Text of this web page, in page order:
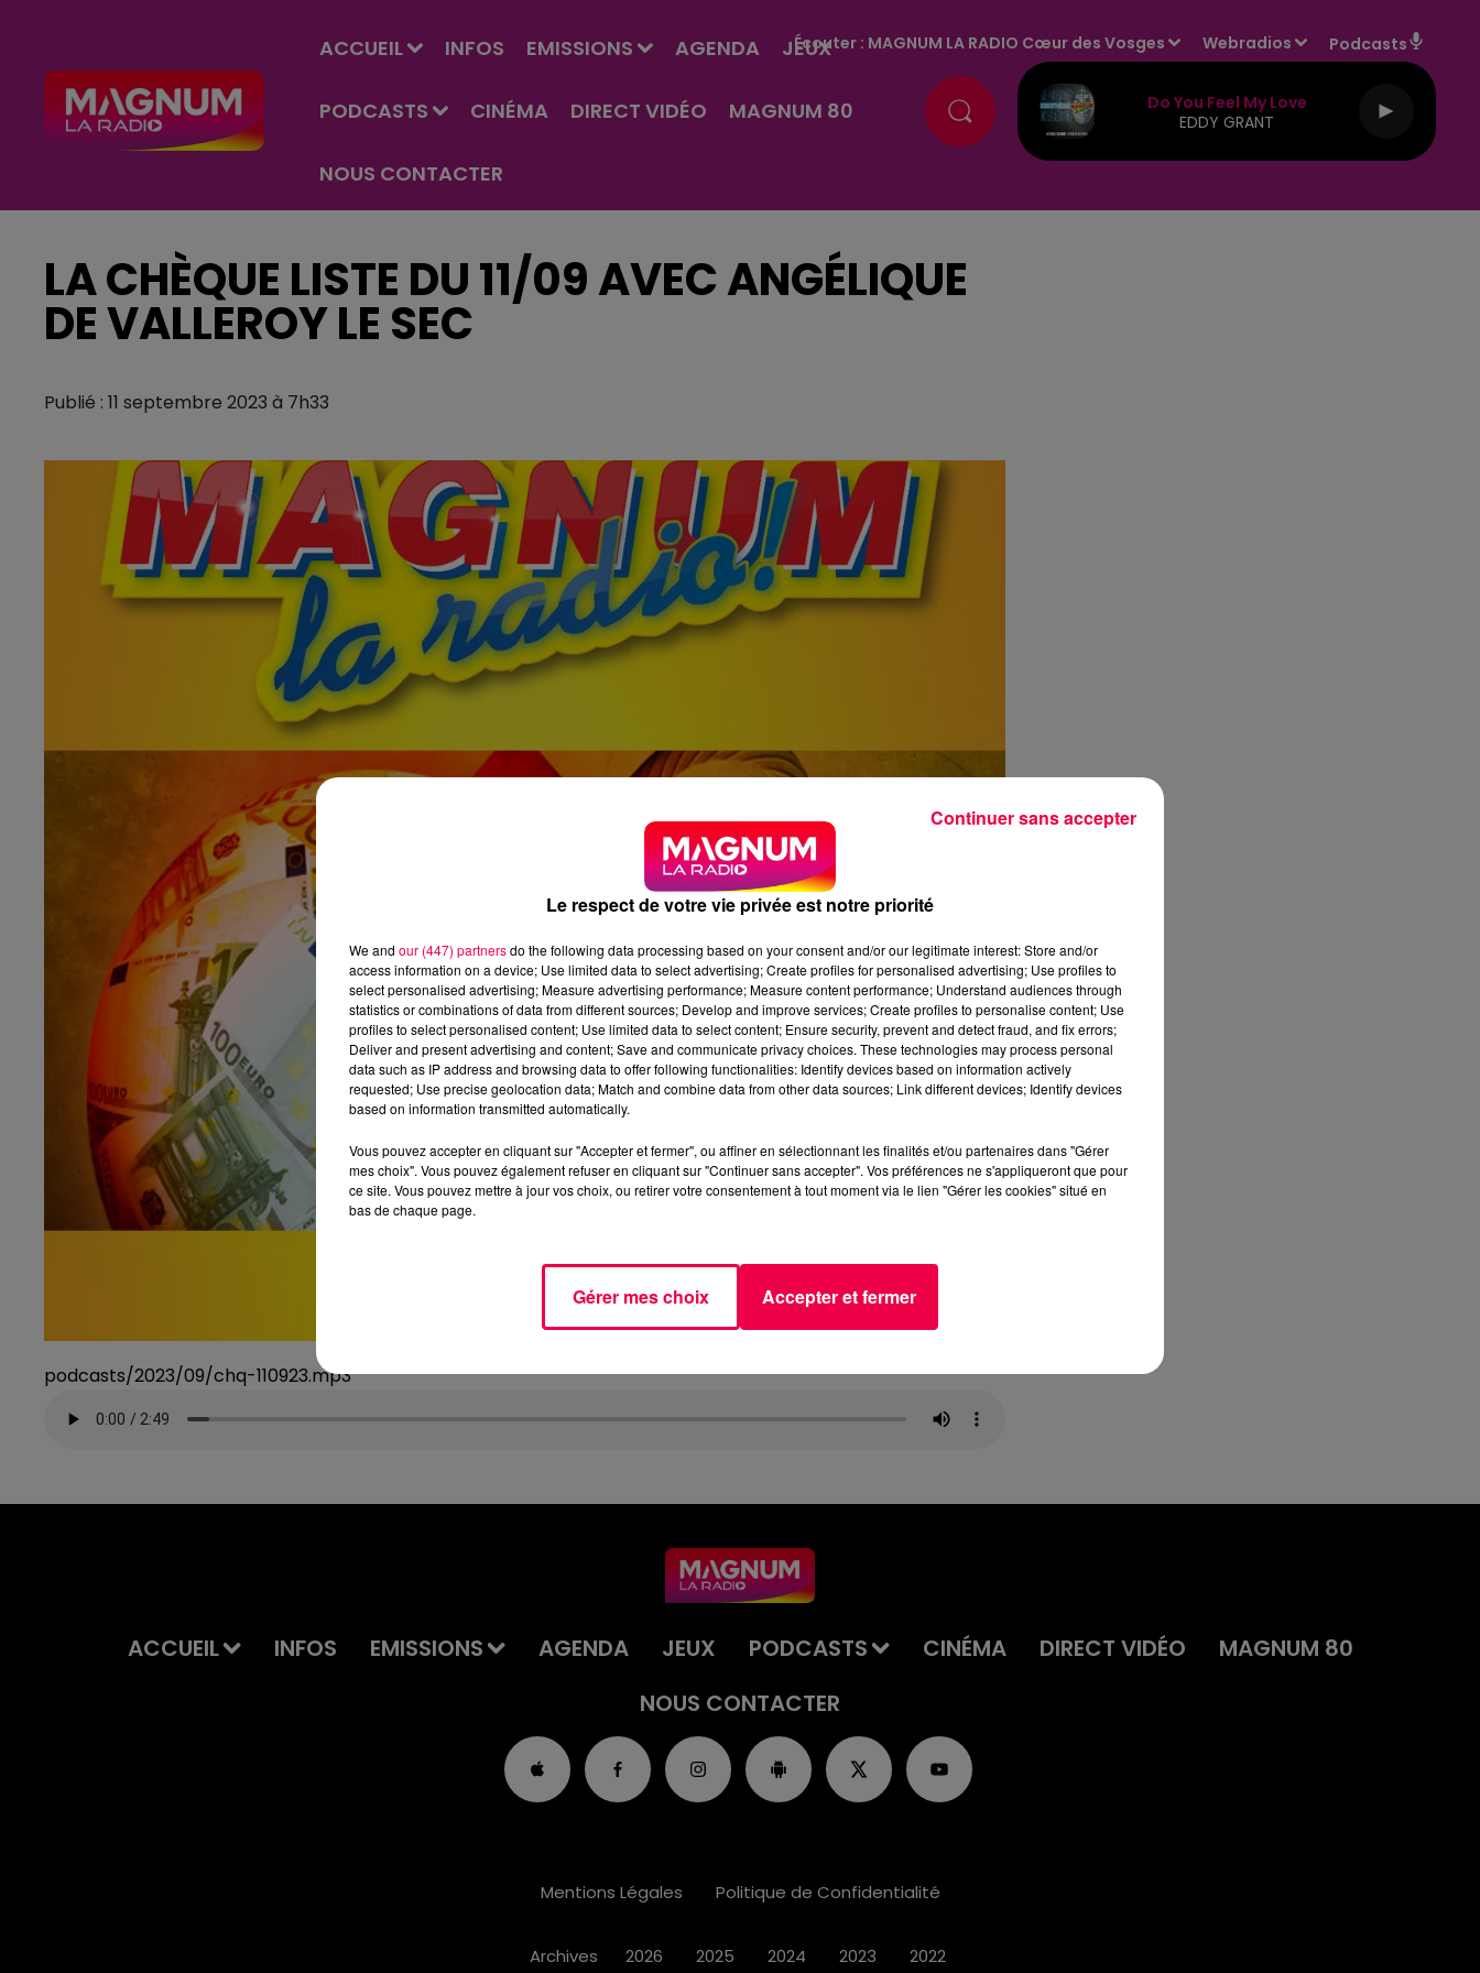
ACCUEIL INFOS EMISSIONS AGENDA JEUX
PODCASTS CINÉMA DIRECT VIDÉO MAGNUM 80
NOUS CONTACTER
Écouter : MAGNUM LA RADIO Cœur des Vosges Webradios Podcasts
Do You Feel My Love
EDDY GRANT
LA CHÈQUE LISTE DU 11/09 AVEC ANGÉLIQUE
DE VALLEROY LE SEC
Publié : 11 septembre 2023 à 7h33
podcasts/2023/09/chq-110923.mp3
ACCUEIL INFOS EMISSIONS AGENDA JEUX PODCASTS CINÉMA DIRECT VIDÉO
MAGNUM 80
NOUS CONTACTER
Mentions Légales Politique de Confidentialité
Archives 2026 2025 2024 2023 2022
Le respect de votre vie privée est notre priorité
We and our (447) partnersdo the following data processing based on your consent and/or our legitimate interest: Store and/or
access information on a device; Use limited data to select advertising; Create profiles for personalised advertising; Use profiles to
select personalised advertising; Measure advertising performance; Measure content performance; Understand audiences through
statistics or combinations of data from different sources; Develop and improve services; Create profiles to personalise content; Use
profiles to select personalised content; Use limited data to select content; Ensure security, prevent and detect fraud, and fix errors;
Deliver and present advertising and content; Save and communicate privacy choices. These technologies may process personal
data such as IP address and browsing data to offer following functionalities: Identify devices based on information actively
requested; Use precise geolocation data; Match and combine data from other data sources; Link different devices; Identify devices
based on information transmitted automatically.
Vous pouvez accepter en cliquant sur "Accepter et fermer", ou affiner en sélectionnant les finalités et/ou partenaires dans "Gérer
mes choix". Vous pouvez également refuser en cliquant sur "Continuer sans accepter". Vos préférences ne s'appliqueront que pour
ce site. Vous pouvez mettre à jour vos choix, ou retirer votre consentement à tout moment via le lien "Gérer les cookies" situé en
bas de chaque page.
Gérer mes choix Accepter et fermer
Continuer sans accepter